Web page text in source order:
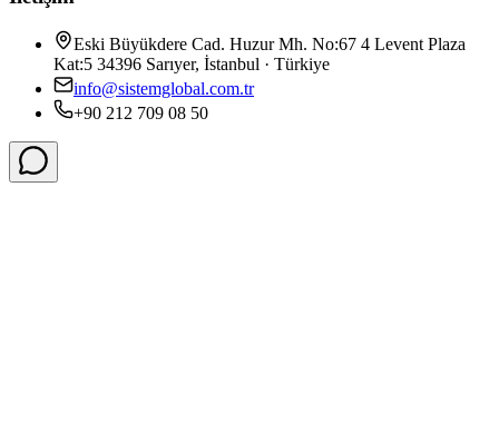
Eski Büyükdere Cad. Huzur Mh. No:67 4 Levent Plaza
Kat:5 34396 Sarıyer, İstanbul · Türkiye
info@sistemglobal.com.tr
+90 212 709 08 50